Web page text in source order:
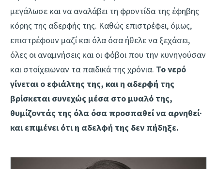
μεγάλωσε και να αναλάβει τη φροντίδα της έφηβης
κόρης της αδερφής της. Καθώς επιστρέφει, όμως,
επιστρέφουν μαζί και όλα όσα ήθελε να ξεχάσει,
όλες οι αναμνήσεις και οι φόβοι που την κυνηγούσαν
και στοίχειωναν τα παιδικά της χρόνια. Το νερό
γίνεται ο εφιάλτης της, και η αδερφή της
βρίσκεται συνεχώς μέσα στο μυαλό της,
θυμίζοντάς της όλα όσα προσπαθεί να αρνηθεί·
και επιμένει ότι η αδελφή της δεν πήδηξε.